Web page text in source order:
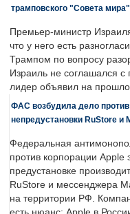
трамповского "Совета
Премьер-министр
что у него есть
Трампом по вопросу
Израиль не соглашался
лидер объявил на
ФАС возбудила дело
непредустановки RuStore и
Федеральная
против корпорации Apple
предустановке
RuStore и мессенджера
на территории РФ.